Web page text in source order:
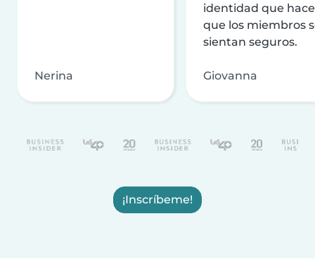
Nerina
identidad que
que los miembros
sientan seguros.
Giovanna
¡Inscríbeme!